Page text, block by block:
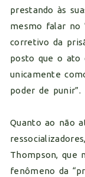
prestando às
mesmo falar no
corretivo da
posto que o ato
unicamente
poder de punir”.
Quanto ao não
Thompson, que
fenômeno da